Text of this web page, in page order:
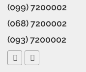
(099) 7200002
(068) 7200002
(093) 7200002